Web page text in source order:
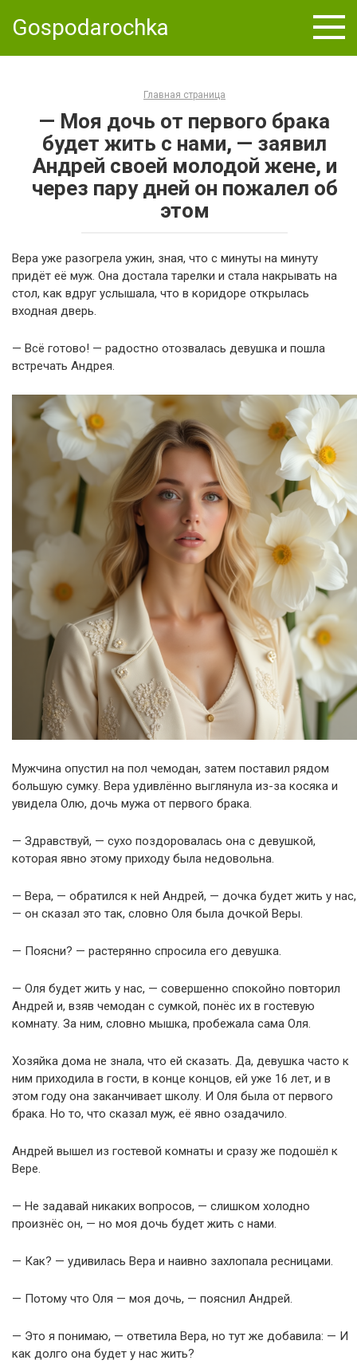
Gospodarochka
Главная страница
— Моя дочь от первого брака
будет жить с нами, — заявил
Андрей своей молодой жене, и
через пару дней он пожалел об
этом
Вера уже разогрела ужин, зная, что с минуты на минуту
придёт её муж. Она достала тарелки и стала накрывать на
стол, как вдруг услышала, что в коридоре открылась
входная дверь.
— Всё готово! — радостно отозвалась девушка и пошла
встречать Андрея.
Мужчина опустил на пол чемодан, затем поставил рядом
большую сумку. Вера удивлённо выглянула из-за косяка и
увидела Олю, дочь мужа от первого брака.
— Здравствуй, — сухо поздоровалась она с девушкой,
которая явно этому приходу была недовольна.
— Вера, — обратился к ней Андрей, — дочка будет жить у нас,
— он сказал это так, словно Оля была дочкой Веры.
— Поясни? — растерянно спросила его девушка.
— Оля будет жить у нас, — совершенно спокойно повторил
Андрей и, взяв чемодан с сумкой, понёс их в гостевую
комнату. За ним, словно мышка, пробежала сама Оля.
Хозяйка дома не знала, что ей сказать. Да, девушка часто к
ним приходила в гости, в конце концов, ей уже 16 лет, и в
этом году она заканчивает школу. И Оля была от первого
брака. Но то, что сказал муж, её явно озадачило.
Андрей вышел из гостевой комнаты и сразу же подошёл к
Вере.
— Не задавай никаких вопросов, — слишком холодно
произнёс он, — но моя дочь будет жить с нами.
— Как? — удивилась Вера и наивно захлопала ресницами.
— Потому что Оля — моя дочь, — пояснил Андрей.
— Это я понимаю, — ответила Вера, но тут же добавила: — И
как долго она будет у нас жить?